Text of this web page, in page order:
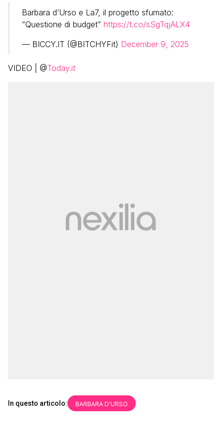
Barbara d’Urso e La7, il progetto sfumato:
“Questione di budget” https://t.co/sSgTqjALX4
— BICCY.IT (@BITCHYFit) December 9, 2025
VIDEO | @Today.it
In questo articolo: BARBARA D'URSO